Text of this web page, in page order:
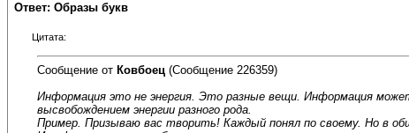
Ответ: Образы букв
Цитата:
Сообщение от Ковбоец (Сообщение 226359)
Информация это не энергия. Это разные вещи. Информация
высвобождением энергии разного рода.
Пример. Призываю вас творить! Каждый понял по своему. Но в